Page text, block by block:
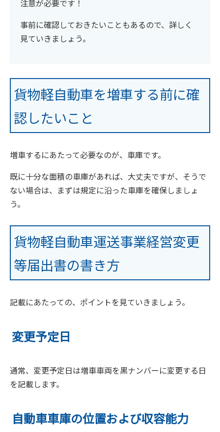
注意が必要です！
事前に確認しておきたいこともあるので、詳しく
見ていきましょう。
貨物軽自動車を増車する前に確
認したいこと
増車するにあたって必要なのが、車庫です。
既に十分な面積の車庫があれば、大丈夫ですが、そうで
ない場合は、まずは規定に沿った車庫を確保しましょ
う。
貨物軽自動車運送事業経営変更
等届出書の書き方
記載にあたっての、ポイントを見ていきましょう。
変更予定日
通常、変更予定日は増車車両を黒ナンバーに変更する日
を記載します。
自動車車庫の位置および収容能力